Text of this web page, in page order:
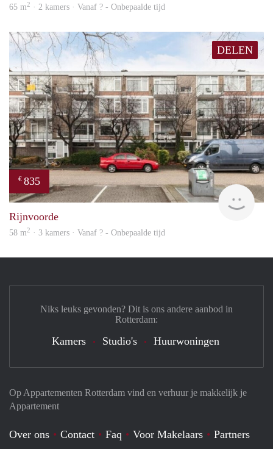
65 m2 · 2 kamers · Vanaf ? - Onbepaalde tijd
DELEN
€ 835
Rijnvoorde
58 m2 · 3 kamers · Vanaf ? - Onbepaalde tijd
Op Appartementen Rotterdam vind en verhuur je makkelijk je
Appartement
Over ons Contact Faq Voor Makelaars Partners
Niks leuks gevonden? Dit is ons andere aanbod in
Rotterdam:
Kamers Studio's Huurwoningen